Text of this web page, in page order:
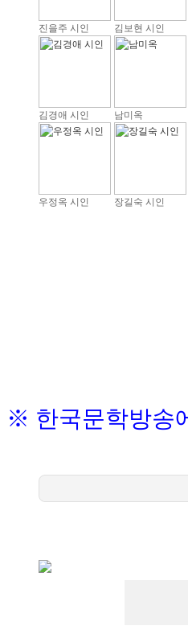
진을주 시인 김보현 시인
김경애 시인 남미옥
우정옥 시인 장길숙 시인
※ 한국문학방송